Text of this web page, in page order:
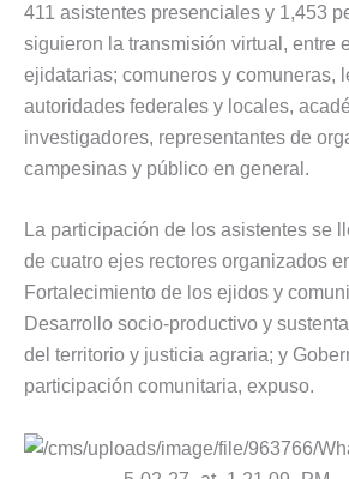
411 asistentes presenciales y 1,453
siguieron la transmisión virtual, entre
ejidatarias; comuneros y comuneras,
autoridades federales y locales,
investigadores, representantes de
campesinas y público en general.
La participación de los asistentes se
de cuatro ejes rectores organizados
Fortalecimiento de los ejidos y
Desarrollo socio-productivo y
del territorio y justicia agraria; y
participación comunitaria, expuso.